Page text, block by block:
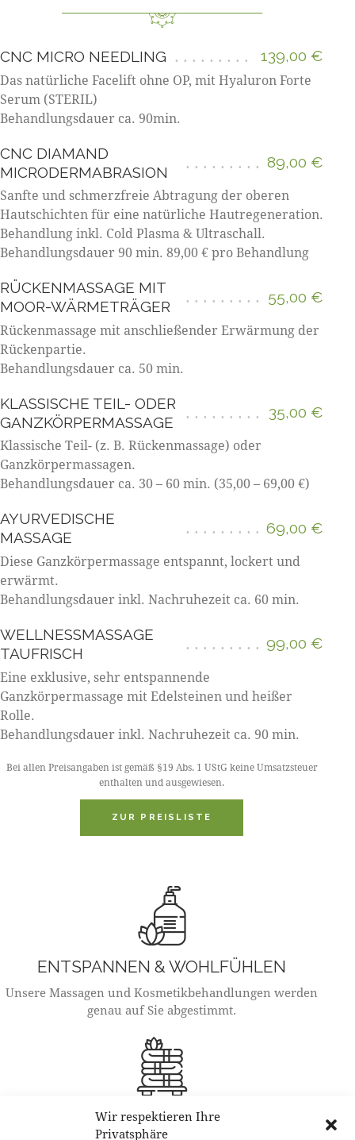
Wir respektieren Ihre
Privatsphäre
CNC MICRO NEEDLING 139,00 €
Das natürliche Facelift ohne OP, mit Hyaluron Forte
Serum (STERIL)
Behandlungsdauer ca. 90min.
CNC DIAMAND
MICRODERMABRASION
89,00 €
Sanfte und schmerzfreie Abtragung der oberen
Hautschichten für eine natürliche Hautregeneration.
Behandlung inkl. Cold Plasma & Ultraschall.
Behandlungsdauer 90 min. 89,00 € pro Behandlung
RÜCKENMASSAGE MIT
MOOR-WÄRMETRÄGER
55,00 €
Rückenmassage mit anschließender Erwärmung der
Rückenpartie.
Behandlungsdauer ca. 50 min.
KLASSISCHE TEIL- ODER
GANZKÖRPERMASSAGE
35,00 €
Klassische Teil- (z. B. Rückenmassage) oder
Ganzkörpermassagen.
Behandlungsdauer ca. 30 – 60 min. (35,00 – 69,00 €)
AYURVEDISCHE
MASSAGE
69,00 €
Diese Ganzkörpermassage entspannt, lockert und
erwärmt.
Behandlungsdauer inkl. Nachruhezeit ca. 60 min.
WELLNESSMASSAGE
TAUFRISCH
99,00 €
Eine exklusive, sehr entspannende
Ganzkörpermassage mit Edelsteinen und heißer
Rolle.
Behandlungsdauer inkl. Nachruhezeit ca. 90 min.
Bei allen Preisangaben ist gemäß §19 Abs. 1 UStG keine Umsatzsteuer
enthalten und ausgewiesen.
ZUR PREISLISTE
ENTSPANNEN & WOHLFÜHLEN
Unsere Massagen und Kosmetikbehandlungen werden
genau auf Sie abgestimmt.
ÖFFNUNGSZEITEN